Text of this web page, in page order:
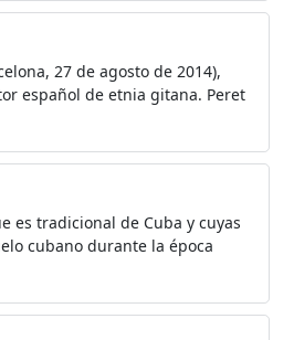
27 de agosto de 2014),
español de etnia gitana. Peret
es tradicional de Cuba y cuyas
cubano durante la época